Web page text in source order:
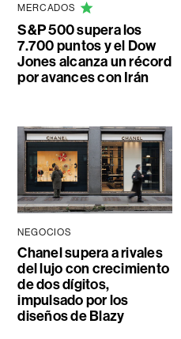
MERCADOS
S&P 500 supera los
7.700 puntos y el Dow
Jones alcanza un récord
por avances con Irán
NEGOCIOS
Chanel supera a rivales
del lujo con crecimiento
de dos dígitos,
impulsado por los
diseños de Blazy